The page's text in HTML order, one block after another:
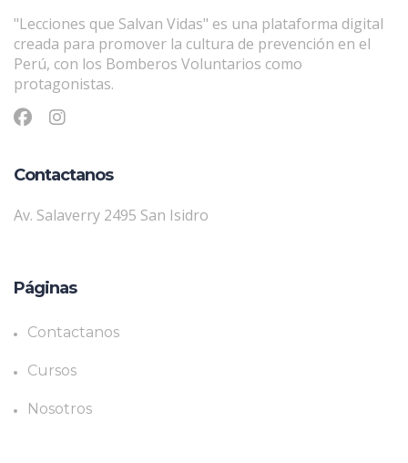
"Lecciones que Salvan Vidas" es una plataforma digital
creada para promover la cultura de prevención en el
Perú, con los Bomberos Voluntarios como
protagonistas.
Contactanos
Av. Salaverry 2495 San Isidro
Páginas
Contactanos
Cursos
Nosotros